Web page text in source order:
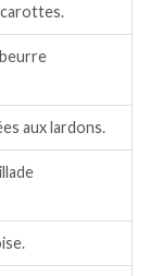
carottes.
aux lardons.